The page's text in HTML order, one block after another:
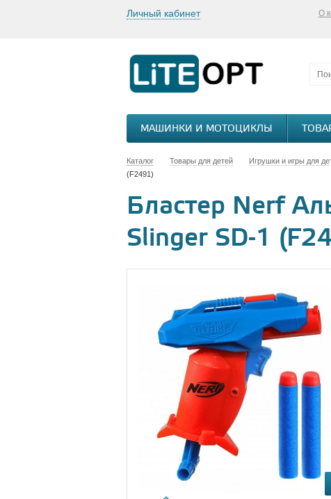
Личный кабинет О
МАШИНКИ И МОТОЦИКЛЫ
Каталог Товары для детей Игрушки и игры для
(F2491)
Бластер Nerf
Slinger SD-1